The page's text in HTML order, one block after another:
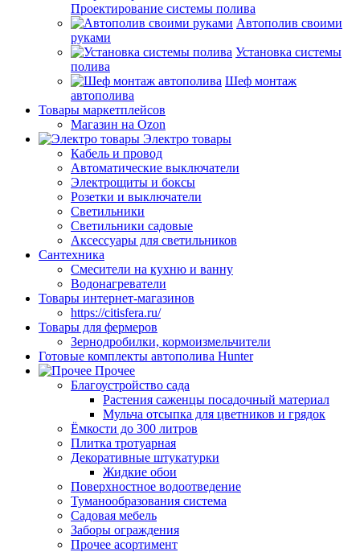
Проектирование системы полива
Автополив своими
руками
Установка системы
полива
Шеф монтаж
автополива
Товары маркетплейсов
Магазин на Ozon
Электро товары
Кабель и провод
Автоматические выключатели
Электрощиты и боксы
Розетки и выключатели
Светильники
Светильники садовые
Аксессуары для светильников
Сантехника
Смесители на кухню и ванну
Водонагреватели
Товары интернет-магазинов
https://citisfera.ru/
Товары для фермеров
Зернодробилки, кормоизмельчители
Готовые комплекты автополива Hunter
Прочее
Благоустройство сада
Растения саженцы посадочный материал
Мульча отсыпка для цветников и грядок
Ёмкости до 300 литров
Плитка тротуарная
Декоративные штукатурки
Жидкие обои
Поверхностное водоотведение
Туманообразования система
Садовая мебель
Заборы ограждения
Прочее асортимент